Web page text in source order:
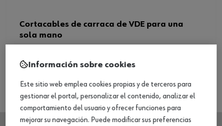
Cortacables de carraca de VDE para una
sola mano
Información sobre cookies
Este sitio web emplea cookies propias y de terceros para
gestionar el portal, personalizar el contenido, analizar el
comportamiento del usuario y ofrecer funciones para
mejorar su navegación. Puede modificar sus preferencias